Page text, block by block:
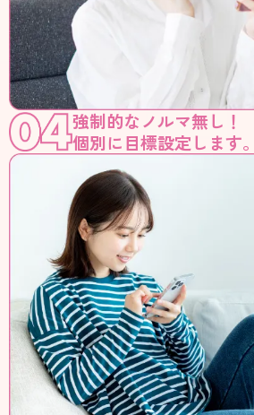
強制的なノルマ無し！
個別に目標設定します。